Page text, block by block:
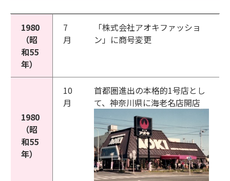
1980
（昭
和55
年）
7
月
「株式会社アオキファッショ
ン」に商号変更
1980
（昭
和55
年）
10
月
首都圏進出の本格的1号店とし
て、神奈川県に海老名店開店